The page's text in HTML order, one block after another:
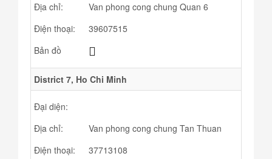
Địa chỉ:
Van phong cong chung Quan 6
Điện thoại:
39607515
Bản đồ
District 7, Ho Chi Minh
Đại diện:
Địa chỉ:
Van phong cong chung Tan Thuan
Điện thoại:
37713108